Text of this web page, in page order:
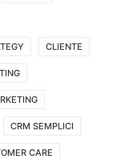
CLIENTE
CRM SEMPLICI
CARE